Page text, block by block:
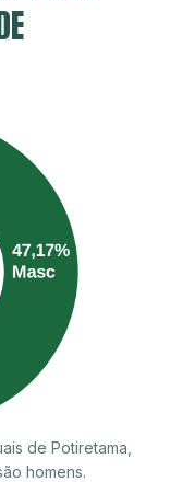
de Potiretama,
homens.